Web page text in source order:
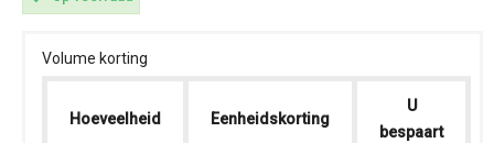
Volume korting
Hoeveelheid Eenheidskorting
U
bespaart